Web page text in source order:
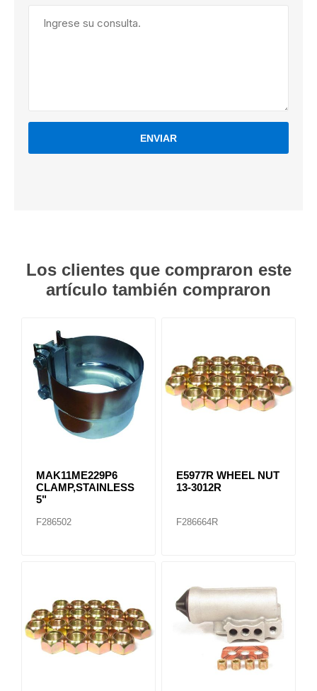
ENVIAR
Los clientes que compraron este
artículo también compraron
MAK11ME229P6
CLAMP,STAINLESS
5"
F286502
E5977R WHEEL NUT
13-3012R
F286664R